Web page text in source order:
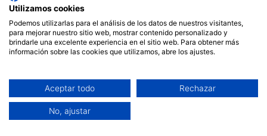
Fil a l'agulla SCCL
Què oferim
Blog
Recursos
Contacte
Utilizamos cookies
Podemos utilizarlas para el análisis de los datos de nuestros visitantes,
para mejorar nuestro sitio web, mostrar contenido personalizado y
brindarle una excelente experiencia en el sitio web. Para obtener más
información sobre las cookies que utilizamos, abre los ajustes.
Aceptar todo Rechazar
No, ajustar